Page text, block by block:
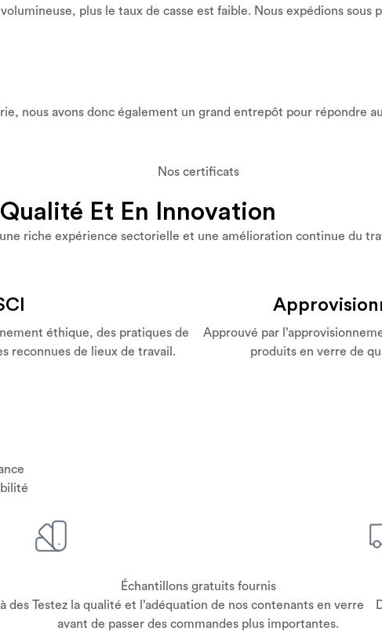
plus le taux de casse est faible. Nous expédions sous
nous avons donc également un grand entrepôt pour répondre
Nos certificats
Et En Innovation
riche expérience sectorielle et une amélioration continue du
éthique, des pratiques de
reconnues de lieux de travail.
Approuvé par
produits en verre de
des
Échantillons gratuits fournis
Testez la qualité et l’adéquation de nos contenants en verre
avant de passer des commandes plus importantes.